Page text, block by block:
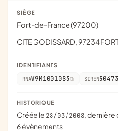
SIÈGE
Fort-de-France (97200)
CITE GODISSARD, 97234
IDENTIFIANTS
RNAW9M1001083 SIREN
HISTORIQUE
Créée le 28/03/2008, dernière
6 évènements